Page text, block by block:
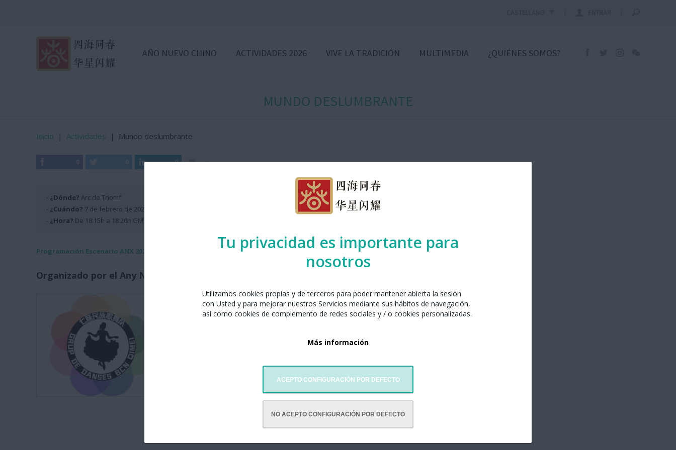
Tu privacidad es importante para
nosotros
Utilizamos cookies propias y de terceros para poder mantener abierta la sesión
con Usted y para mejorar nuestros Servicios mediante sus hábitos de navegación,
así como cookies de complemento de redes sociales y / o cookies personalizadas.
Más información
ACEPTO CONFIGURACIÓN POR DEFECTO
NO ACEPTO CONFIGURACIÓN POR DEFECTO
AÑO NUEVO CHINO ACTIVIDADES 2026 VIVE LA TRADICIÓN MULTIMEDIA ¿QUIÉNES SOMOS?
MUNDO DESLUMBRANTE
Inicio | Actividades | Mundo deslumbrante
0 0
· ¿Dónde? Arc de Triomf
· ¿Cuándo? 7 de febrero de 2026
· ¿Hora? De 18:15h a 18:20h GMT +2
Programación Escenario ANX 2026
Organizado por el Any Nou Xinès amb Barcelona junto con:
Grupo de danzas Qimei